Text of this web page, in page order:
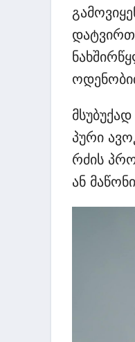
პური
რძის
ან